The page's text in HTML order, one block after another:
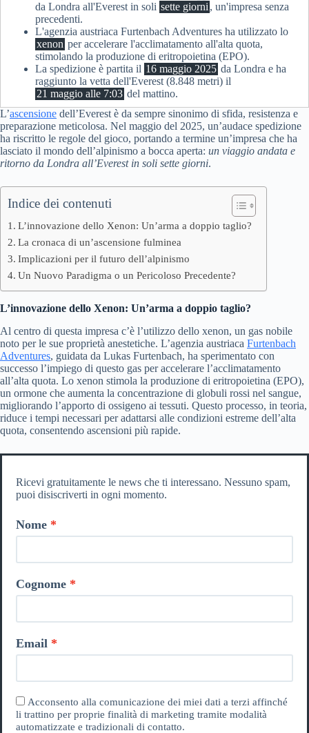
da Londra all'Everest in soli sette giorni , un'impresa senza
precedenti.
L'agenzia austriaca Furtenbach Adventures ha utilizzato lo
xenon per accelerare l'acclimatamento all'alta quota,
stimolando la produzione di eritropoietina (EPO).
La spedizione è partita il 16 maggio 2025 da Londra e ha
raggiunto la vetta dell'Everest (8.848 metri) il
21 maggio alle 7:03 del mattino.
L’ascensione dell’Everest è da sempre sinonimo di sfida, resistenza e
preparazione meticolosa. Nel maggio del 2025, un’audace spedizione
ha riscritto le regole del gioco, portando a termine un’impresa che ha
lasciato il mondo dell’alpinismo a bocca aperta: un viaggio andata e
ritorno da Londra all’Everest in soli sette giorni.
Indice dei contenuti
L’innovazione dello Xenon: Un’arma a doppio taglio?
La cronaca di un’ascensione fulminea
Implicazioni per il futuro dell’alpinismo
Un Nuovo Paradigma o un Pericoloso Precedente?
L’innovazione dello Xenon: Un’arma a doppio taglio?
Al centro di questa impresa c’è l’utilizzo dello xenon, un gas nobile
noto per le sue proprietà anestetiche. L’agenzia austriaca Furtenbach
Adventures, guidata da Lukas Furtenbach, ha sperimentato con
successo l’impiego di questo gas per accelerare l’acclimatamento
all’alta quota. Lo xenon stimola la produzione di eritropoietina (EPO),
un ormone che aumenta la concentrazione di globuli rossi nel sangue,
migliorando l’apporto di ossigeno ai tessuti. Questo processo, in teoria,
riduce i tempi necessari per adattarsi alle condizioni estreme dell’alta
quota, consentendo ascensioni più rapide.
Ricevi gratuitamente le news che ti interessano. Nessuno spam,
puoi disiscriverti in ogni momento.
Nome
Cognome
Email
Acconsento alla comunicazione dei miei dati a terzi affinché
li trattino per proprie finalità di marketing tramite modalità
automatizzate e tradizionali di contatto.